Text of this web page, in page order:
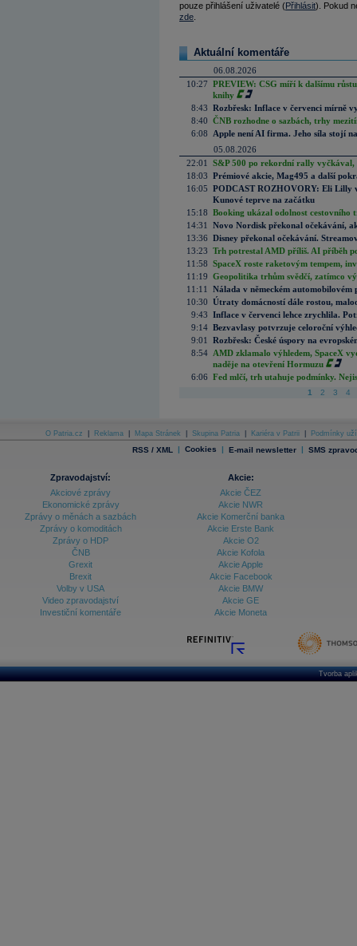
pouze přihlášení uživatelé (Přihlásit). Pokud
zde
Aktuální komentáře
06.08.2026
10:27 PREVIEW: CSG míří k dalšímu
knihy
8:43 Rozbřesk: Inflace v červenci mírně
8:40 ČNB rozhodne o sazbách, trhy
6:08
Apple není AI firma. Jeho síla stojí
05.08.2026
22:01
S&P 500 po rekordní rally vyčkával,
18:03 Prémiové akcie, Mag495 a další
16:05 PODCAST ROZHOVORY: Eli Lilly
Kunové teprve na začátku
15:18 Booking ukázal odolnost cestovního
14:31
Novo Nordisk překonal očekávání,
13:36 Disney překonal očekávání.
13:23 Trh potrestal AMD příliš. AI příběh
11:58 SpaceX roste raketovým tempem,
11:19 Geopolitika trhům svědčí, zatímco
11:11
Nálada v německém automobilovém
10:30 Útraty domácností dále rostou,
9:43 Inflace v červenci lehce zrychlila.
9:14 Bezvavlasy potvrzuje celoroční
9:01
Rozbřesk: České úspory na
8:54 AMD zklamalo výhledem, SpaceX
naděje na otevření Hormuzu
6:06 Fed mlčí, trh utahuje podmínky.
1 2 3 4
O Patria.cz Reklama Mapa Stránek Skupina Patria Kariéra v Patrii Podmínky
RSS / XML | Cookies | E-mail newsletter | SMS
Zpravodajství:
Akciové zprávy
Ekonomické zprávy
Zprávy o měnách a sazbách
Zprávy o komoditách
Zprávy o HDP
ČNB
Grexit
Brexit
Volby v USA
Video zpravodajství
Investiční komentáře
Akcie:
Akcie ČEZ
Akcie NWR
Akcie Komerční banka
Akcie Erste Bank
Akcie O2
Akcie Kofola
Akcie Apple
Akcie Facebook
Akcie BMW
Akcie GE
Akcie Moneta
Tvorba